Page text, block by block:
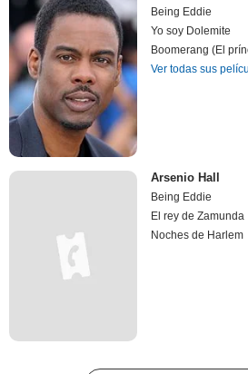
Being Eddie
Yo soy Dolemite
Boomerang (El
Ver todas sus
Arsenio Hall
Being Eddie
El rey de Zamunda
Noches de Harlem